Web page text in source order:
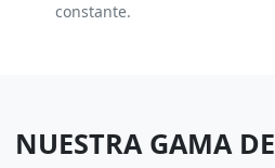
constante.
NUESTRA GAMA DE